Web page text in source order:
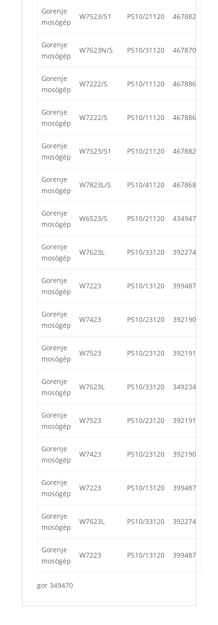
Gorenje
mosógép
W7523/S1 PS10/21120 467882
Gorenje
mosógép
W7623N/S PS10/31120 467870
Gorenje
mosógép
W7222/S PS10/11120 467886
Gorenje
mosógép
W7222/S PS10/11120 467886
Gorenje
mosógép
W7523/S1 PS10/21120 467882
Gorenje
mosógép
W7823L/S PS10/41120 467868
Gorenje
mosógép
W6523/S PS10/21120 434947
Gorenje
mosógép
W7623L PS10/33120 392274
Gorenje
mosógép
W7223 PS10/13120 399487
Gorenje
mosógép
W7423 PS10/23120 392190
Gorenje
mosógép
W7523 PS10/23120 392191
Gorenje
mosógép
W7623L PS10/33120 349234
Gorenje
mosógép
W7523 PS10/23120 392191
Gorenje
mosógép
W7423 PS10/23120 392190
Gorenje
mosógép
W7223 PS10/13120 399487
Gorenje
mosógép
W7623L PS10/33120 392274
Gorenje
mosógép
W7223 PS10/13120 399487
gor 349470